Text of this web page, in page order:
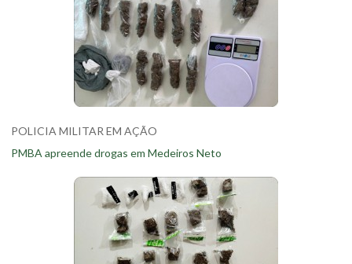
POLICIA MILITAR EM AÇÃO
PMBA apreende drogas em Medeiros Neto